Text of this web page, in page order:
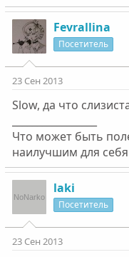
Fevrallina
Посетитель
23 Сен 2013
Slow, да что
Что может быть
наилучшим для
laki
Посетитель
23 Сен 2013